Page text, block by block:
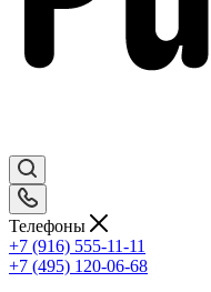
Телефоны
+7 (916) 555-11-11
+7 (495) 120-06-68